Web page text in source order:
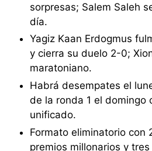
sorpresas; Salem Saleh
día.
Yagiz Kaan Erdogmus
y cierra su duelo 2-0;
maratoniano.
Habrá desempates el
de la ronda 1 el domingo
unificado.
Formato eliminatorio con
premios millonarios y